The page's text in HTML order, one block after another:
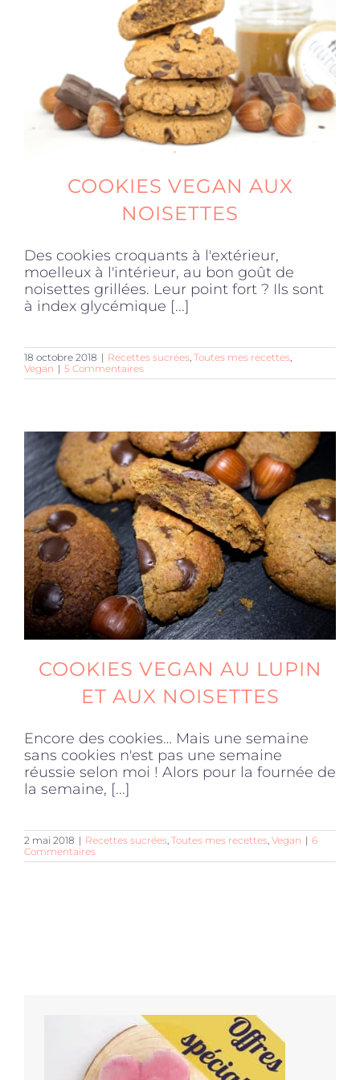
Click and collect
Accessoires
Offres
COOKIES VEGAN AUX
NOISETTES
Des cookies croquants à l'extérieur,
moelleux à l'intérieur, au bon goût de
noisettes grillées. Leur point fort ? Ils sont
à index glycémique [...]
18 octobre 2018 | Recettes sucrées Toutes mes recettes
Vegan | 5 Commentaires
COOKIES VEGAN AU LUPIN
ET AUX NOISETTES
Encore des cookies… Mais une semaine
sans cookies n'est pas une semaine
réussie selon moi ! Alors pour la fournée de
la semaine, [...]
2 mai 2018 | Recettes sucrées Toutes mes recettes Vegan | 6
Commentaires